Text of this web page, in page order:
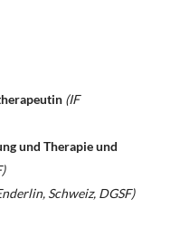
(IF
und Therapie und
Schweiz, DGSF)